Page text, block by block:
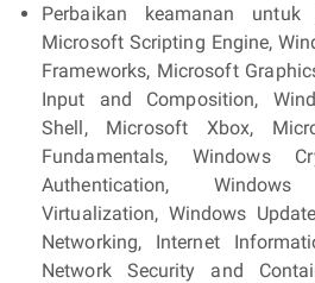
Perbaikan keamanan untuk
Microsoft Scripting Engine,
Frameworks, Microsoft
Input and Composition,
Shell, Microsoft Xbox,
Fundamentals, Windows
Authentication,
Virtualization, Windows
Networking, Internet
Network Security and